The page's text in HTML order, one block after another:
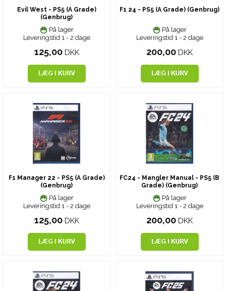
Evil West - PS5 (A Grade)
(Genbrug)
På lager
Leveringstid 1 - 2 dage
125,00 DKK
F1 24 - PS5 (A Grade) (Genbrug)
På lager
Leveringstid 1 - 2 dage
200,00 DKK
F1 Manager 22 - PS5 (A Grade)
(Genbrug)
På lager
Leveringstid 1 - 2 dage
125,00 DKK
FC24 - Mangler Manual - PS5 (B
Grade) (Genbrug)
På lager
Leveringstid 1 - 2 dage
200,00 DKK